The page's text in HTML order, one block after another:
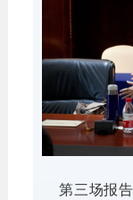
第三场报